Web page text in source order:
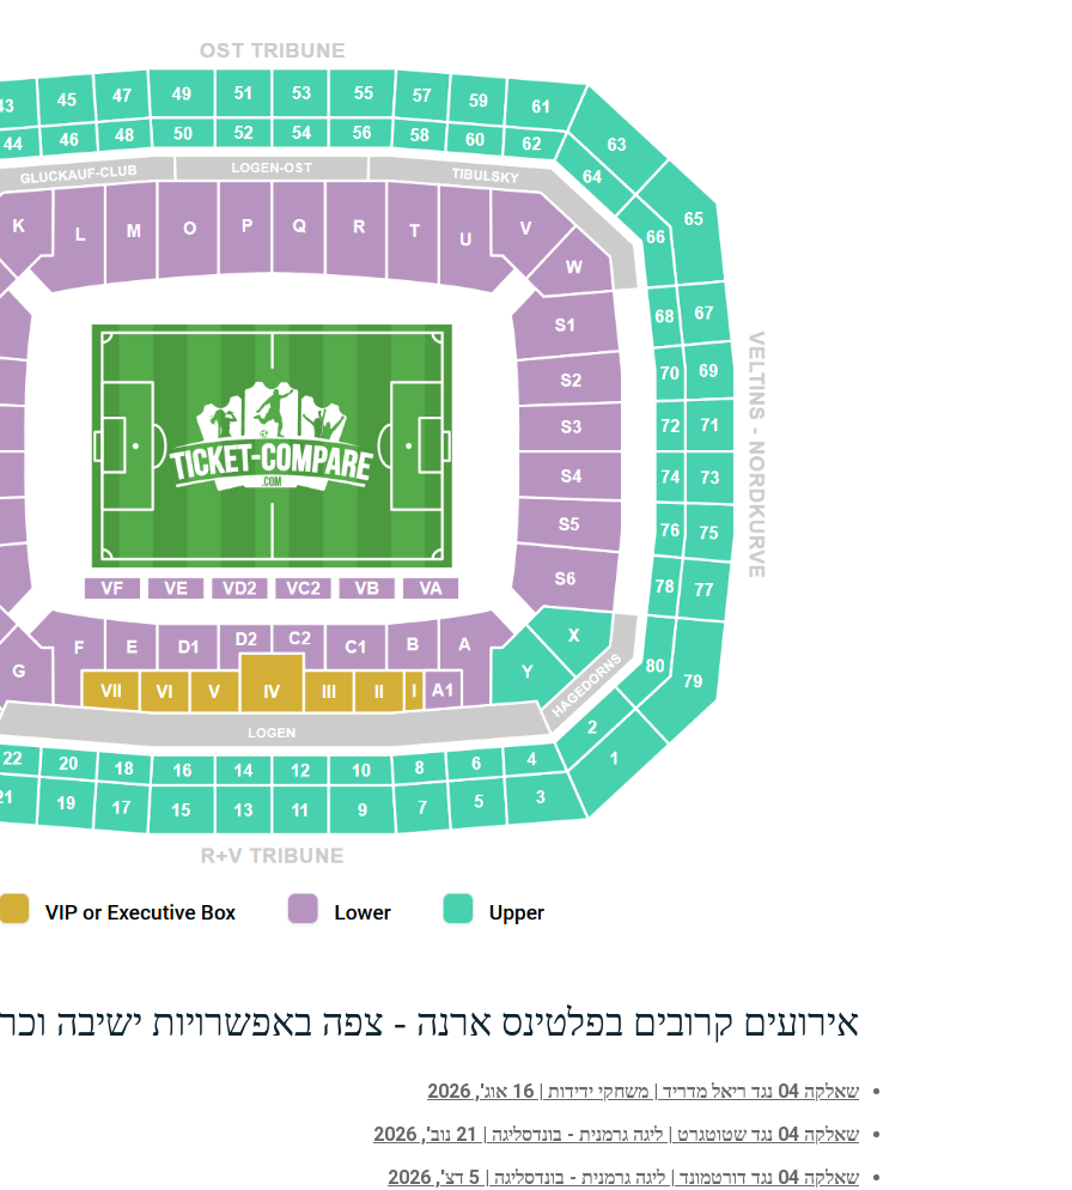
אירועים קרובים בפלטינס ארנה - צפה באפשרויות ישיבה
שאלקה 04 נגד ריאל מדריד | משחקי ידידות | 16 אוג', 2026
שאלקה 04 נגד שטוטגרט | ליגה גרמנית - בונדסליגה | 21 נוב', 2026
שאלקה 04 נגד דורטמונד | ליגה גרמנית - בונדסליגה | 5 דצ', 2026